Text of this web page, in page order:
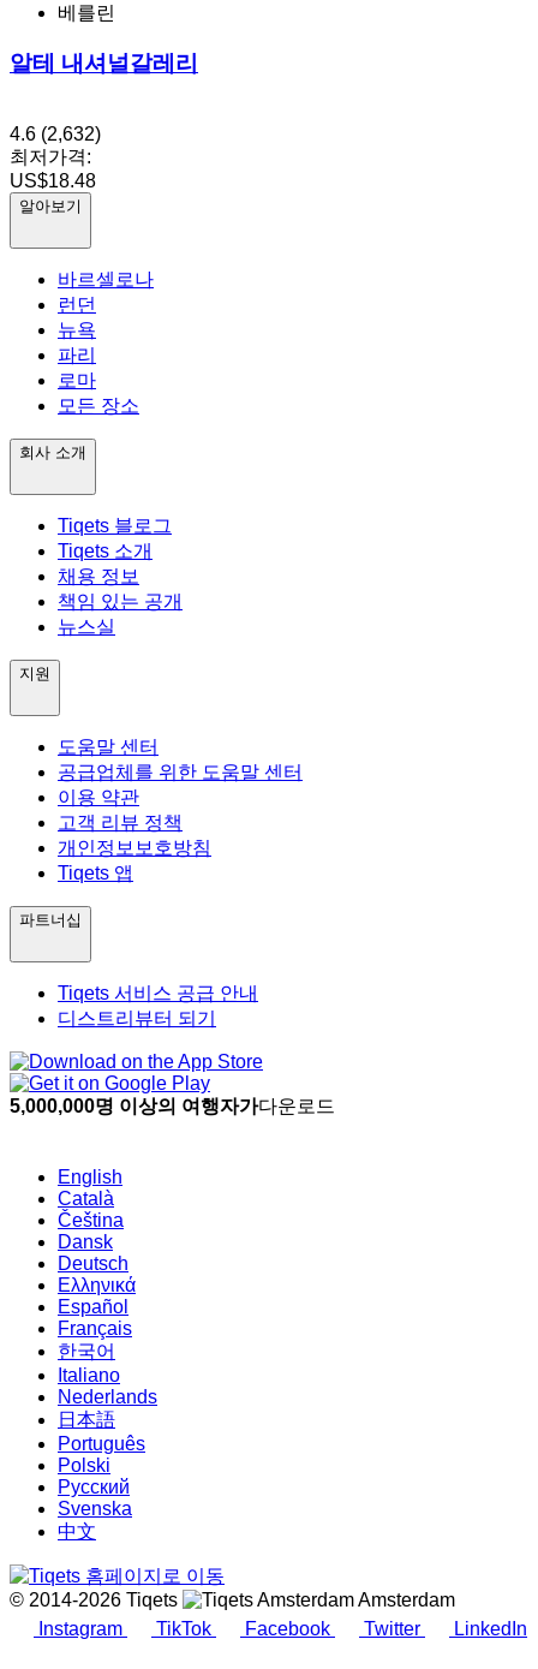
베를린
알테 내셔널갈레리
4.6 (2,632)
최저가격:
US$18.48
알아보기
바르셀로나
런던
뉴욕
파리
로마
모든 장소
회사 소개
Tiqets 블로그
Tiqets 소개
채용 정보
책임 있는 공개
뉴스실
지원
도움말 센터
공급업체를 위한 도움말 센터
이용 약관
고객 리뷰 정책
개인정보보호방침
Tiqets 앱
파트너십
Tiqets 서비스 공급 안내
디스트리뷰터 되기
5,000,000명 이상의 여행자가다운로드
English
Català
Čeština
Dansk
Deutsch
Ελληνικά
Español
Français
한국어
Italiano
Nederlands
日本語
Português
Polski
Русский
Svenska
中文
© 2014-2026 Tiqets
Amsterdam
Instagram
TikTok Facebook Twitter LinkedIn